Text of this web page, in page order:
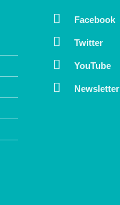
Facebook
Twitter
YouTube
Newsletter